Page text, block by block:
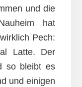
und die
hat
Pech:
Latte. Der
so bleibt es
und einigen